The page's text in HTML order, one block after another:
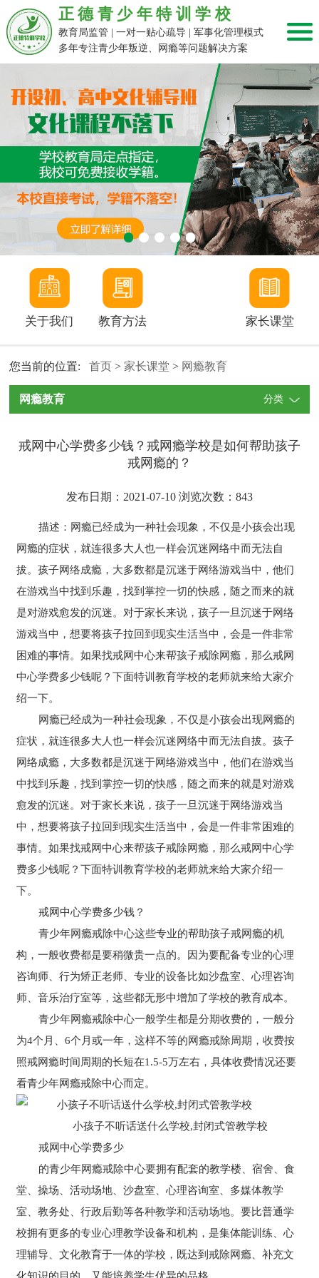
正德青少年特训学校
教育局监管 | 一对一贴心疏导 | 军事化管理模式
多年专注青少年叛逆、网瘾等问题解决方案
关于我们 教育方法 家长课堂
您当前的位置:首页 > 家长课堂 > 网瘾教育
网瘾教育 分类
戒网中心学费多少钱？戒网瘾学校是如何帮助孩子
戒网瘾的？
发布日期：2021-07-10 浏览次数： 843
描述：网瘾已经成为一种社会现象，不仅是小孩会出现
网瘾的症状，就连很多大人也一样会沉迷网络中而无法自
拔。孩子网络成瘾，大多数都是沉迷于网络游戏当中，他们
在游戏当中找到乐趣，找到掌控一切的快感，随之而来的就
是对游戏愈发的沉迷。对于家长来说，孩子一旦沉迷于网络
游戏当中，想要将孩子拉回到现实生活当中，会是一件非常
困难的事情。如果找戒网中心来帮孩子戒除网瘾，那么戒网
中心学费多少钱呢？下面特训教育学校的老师就来给大家介
绍一下。
网瘾已经成为一种社会现象，不仅是小孩会出现网瘾的
症状，就连很多大人也一样会沉迷网络中而无法自拔。孩子
网络成瘾，大多数都是沉迷于网络游戏当中，他们在游戏当
中找到乐趣，找到掌控一切的快感，随之而来的就是对游戏
愈发的沉迷。对于家长来说，孩子一旦沉迷于网络游戏当
中，想要将孩子拉回到现实生活当中，会是一件非常困难的
事情。如果找戒网中心来帮孩子戒除网瘾，那么戒网中心学
费多少钱呢？下面特训教育学校的老师就来给大家介绍一
下。
戒网中心学费多少钱？
青少年网瘾戒除中心这些专业的帮助孩子戒网瘾的机
构，一般收费都是要稍微贵一点的。因为要配备专业的心理
咨询师、行为矫正老师、专业的设备比如沙盘室、心理咨询
师、音乐治疗室等，这些都无形中增加了学校的教育成本。
青少年网瘾戒除中心一般学生都是分期收费的，一般分
为4个月、6个月或一年，这样不等的网瘾戒除周期，收费按
照戒网瘾时间周期的长短在1.5-5万左右，具体收费情况还要
看青少年网瘾戒除中心而定。
小孩子不听话送什么学校,封闭式管教学校
戒网中心学费多少
的青少年网瘾戒除中心要拥有配套的教学楼、宿舍、食
堂、操场、活动场地、沙盘室、心理咨询室、多媒体教学
室、教务处、行政后勤等各种教学和活动场地。要比普通学
校拥有更多的专业心理教学设备和机构，是集体能训练、心
理辅导、文化教育于一体的学校，既达到戒除网瘾、补充文
化知识的目的，又能培养学生优异的品格。